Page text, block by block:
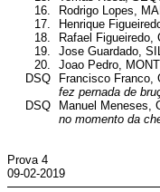
16.
Rodrigo Lopes,
17.
Henrique
18.
Rafael Figueiredo,
19.
Jose Guardado,
20.
Joao Pedro,
DSQ
Francisco Franco,
fez pernada de
DSQ
Manuel Meneses,
no momento da
Prova 4
09-02-2019